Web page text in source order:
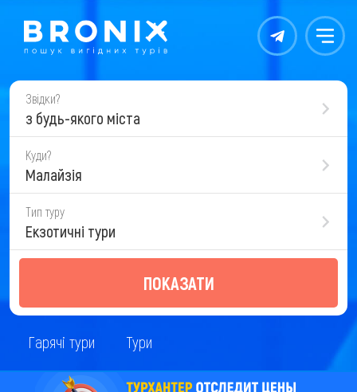
Контакты Меню
Звідки?
з будь-якого міста
Куди?
Малайзія
Тип туру
Екзотичні тури
ПОКАЗАТИ
Гарячі тури Тури